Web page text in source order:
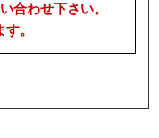
合わせ下さい。
。